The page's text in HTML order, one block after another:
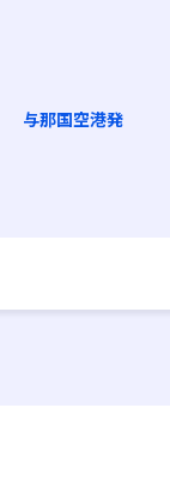
与那国空港発